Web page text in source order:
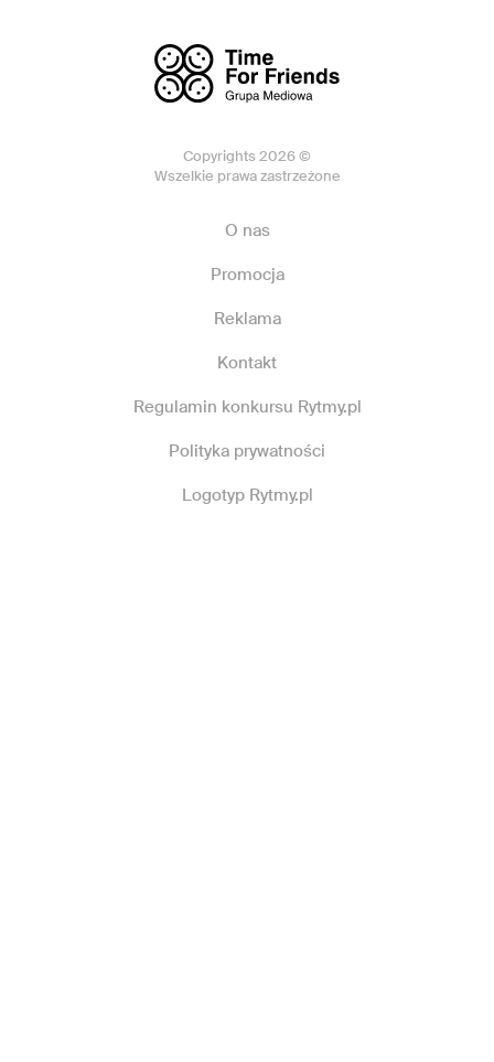
Copyrights 2026 ©
Wszelkie prawa zastrzeżone
O nas
Promocja
Reklama
Kontakt
Regulamin konkursu Rytmy.pl
Polityka prywatności
Logotyp Rytmy.pl